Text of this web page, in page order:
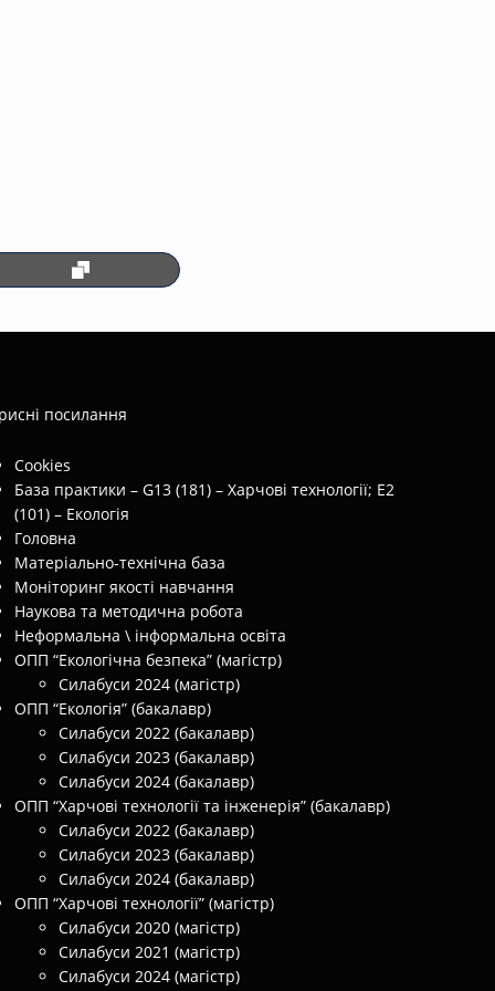
посилання
Cookies
База практики – G13 (181) – Харчові технології; E2
(101) – Екологія
Головна
Матеріально-технічна база
Моніторинг якості навчання
Наукова та методична робота
Неформальна \ інформальна освіта
ОПП “Екологічна безпека” (магістр)
Силабуси 2024 (магістр)
ОПП “Екологія” (бакалавр)
Силабуси 2022 (бакалавр)
Силабуси 2023 (бакалавр)
Силабуси 2024 (бакалавр)
ОПП “Харчові технології та інженерія” (бакалавр)
Силабуси 2022 (бакалавр)
Силабуси 2023 (бакалавр)
Силабуси 2024 (бакалавр)
ОПП “Харчові технології” (магістр)
Силабуси 2020 (магістр)
Силабуси 2021 (магістр)
Силабуси 2024 (магістр)